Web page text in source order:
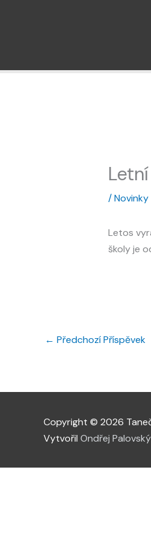
/Novinky
Letos
školy je
← Předchozí Příspěvek
Copyright © 2026
Vytvořil Ondřej Palovský